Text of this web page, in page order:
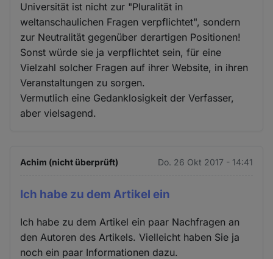
Universität ist nicht zur "Pluralität in
weltanschaulichen Fragen verpflichtet", sondern
zur Neutralität gegenüber derartigen Positionen!
Sonst würde sie ja verpflichtet sein, für eine
Vielzahl solcher Fragen auf ihrer Website, in ihren
Veranstaltungen zu sorgen.
Vermutlich eine Gedanklosigkeit der Verfasser,
aber vielsagend.
Achim (nicht überprüft) Do. 26 Okt 2017 - 14:41
Ich habe zu dem Artikel ein
Ich habe zu dem Artikel ein paar Nachfragen an
den Autoren des Artikels. Vielleicht haben Sie ja
noch ein paar Informationen dazu.